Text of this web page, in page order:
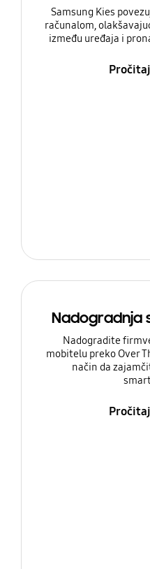
Samsung Kies
računalom,
između uređaja i
Nadogradnja
Nadogradite
mobitelu preko Over
način da